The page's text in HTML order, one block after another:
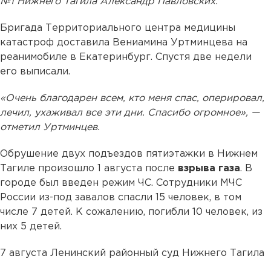
Бригада Территориального центра медицины
катастроф доставила Вениамина Уртминцева на
реанимобиле в Екатеринбург. Спустя две недели
его выписали.
«Очень благодарен всем, кто меня спас, оперировал,
лечил, ухаживал все эти дни. Спасибо огромное», —
отметил Уртминцев.
Обрушение двух подъездов пятиэтажки в Нижнем
Тагиле произошло 1 августа после взрыва газа. В
городе был введен режим ЧС. Сотрудники МЧС
России из-под завалов спасли 15 человек, в том
числе 7 детей. К сожалению, погибли 10 человек, из
них 5 детей.
7 августа Ленинский районный суд Нижнего Тагила